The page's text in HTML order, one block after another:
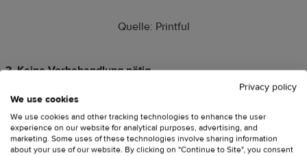
Quelle: Printful
3. Keine Vorbehandlung nötig
Im Gegensatz zu anderen Druckverfahren kommt DTF ohne
Vorbehandlung der Textilien aus.
Das spart Zeit und Arbeitsaufwand – besonders praktisch für
Privacy policy
We use cookies
We use cookies and other tracking technologies to enhance the user
experience on our website for analytical purposes, advertising, and
marketing. Some uses of these technologies involve sharing information
about your use of our website. By clicking on "Continue to Site", you consent